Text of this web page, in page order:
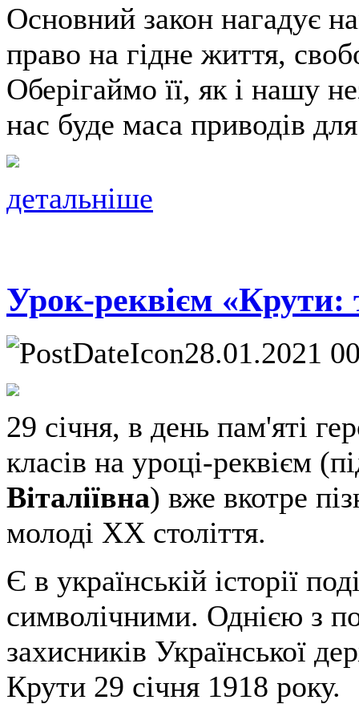
Основний закон нагадує
право на гідне життя,
Оберігаймо її, як і нашу
нас буде маса приводів
детальніше
Урок-реквієм «Крути:
28.01.2021
29 січня, в день пам'яті
класів на уроці-реквієм
Віталіївна) вже вкотре
молоді ХХ століття.
Є в українській історії
символічними. Однією з
захисників Української
Крути 29 січня 1918 року.